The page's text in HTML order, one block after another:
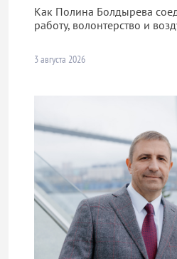
Как Полина Болдырева
работу, волонтерство и
3 августа 2026